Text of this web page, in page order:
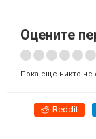
Оцените
Пока еще никто не
Reddit